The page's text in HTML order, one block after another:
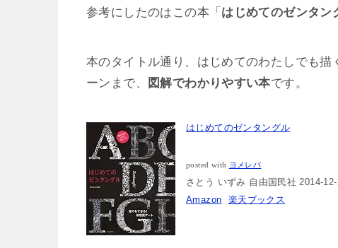
参考にしたのはこの本「 はじめてのゼンタン
本のタイトル通り、はじめてのわたしでも
ーンまで、
図解でわかりやすい本です。
はじめてのゼンタングル
posted with ヨメレバ
さとう いずみ 自由国民社 2014-
Amazon
楽天ブックス